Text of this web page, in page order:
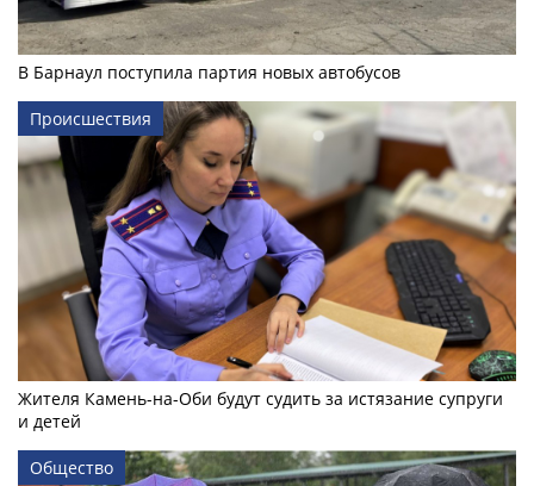
В Барнаул поступила партия новых автобусов
Происшествия
Жителя Камень-на-Оби будут судить за истязание супруги
и детей
Общество